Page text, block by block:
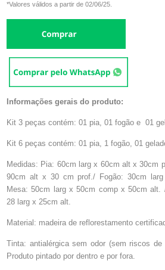
*Valores válidos a partir de 02/06/25.
Informações gerais do produto:
Kit 3 peças contém: 01 pia, 01 fogão e 01
Kit 6 peças contém: 01 pia, 1 fogão, 01
Medidas: Pia: 60cm larg x 60cm alt x 30cm
90cm alt x 30 cm prof./ Fogão: 30cm
Mesa: 50cm larg x 50cm comp x 50cm alt.
28 larg x 25cm alt.
Material: madeira de reflorestamento
Tinta: antialérgica sem odor (sem riscos
Produto pintado por dentro e por fora.